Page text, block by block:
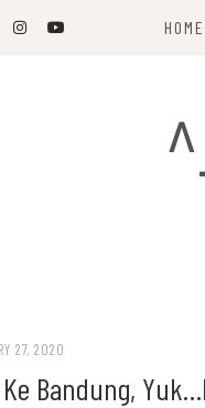
HOME
27, 2020
Bandung,